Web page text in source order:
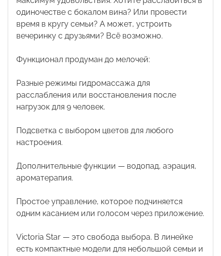
одиночестве с бокалом вина? Или провести
время в кругу семьи? А может, устроить
вечеринку с друзьями? Всё возможно.
Функционал продуман до мелочей:
Разные режимы гидромассажа для
расслабления или восстановления после
нагрузок для 9 человек.
Подсветка с выбором цветов для любого
настроения.
Дополнительные функции — водопад, аэрация,
ароматерапия.
Простое управление, которое подчиняется
одним касанием или голосом через приложение.
Victoria Star — это свобода выбора. В линейке
есть компактные модели для небольшой семьи и